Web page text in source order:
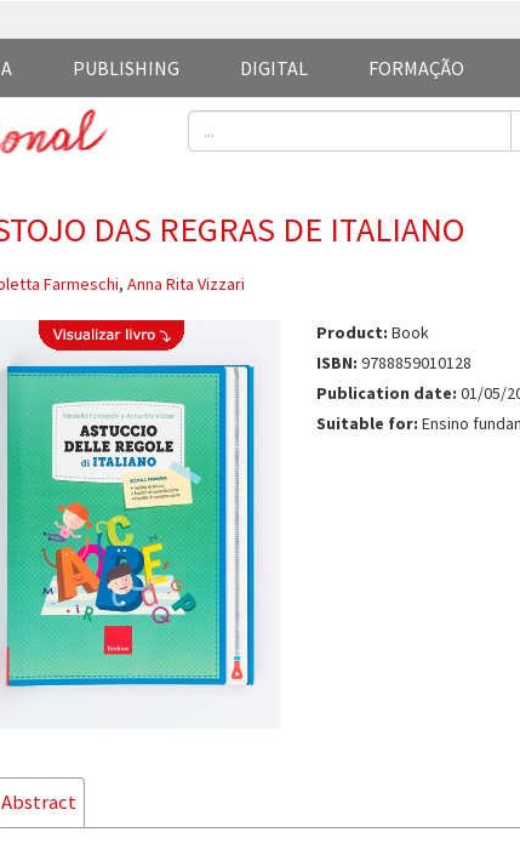
FORMAÇÃO
DIGITAL
PUBLISHING
DAS REGRAS DE ITALIANO
Farmeschi, Anna Rita Vizzari
Product: Book
ISBN: 9788859010128
Publication date: 01/05/
Suitable for: Ensino
Abstract